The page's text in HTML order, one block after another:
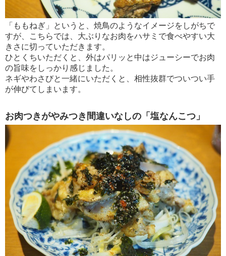
「ももねぎ」というと、焼鳥のようなイメージをしがちで
すが、こちらでは、大ぶりなお肉をハサミで食べやすい大
きさに切っていただきます。
ひとくちいただくと、外はパリッと中はジューシーでお肉
の旨味をしっかり感じました。
ネギやわさびと一緒にいただくと、相性抜群でついつい手
が伸びてしまいます。
お肉つきがやみつき間違いなしの「塩なんこつ」